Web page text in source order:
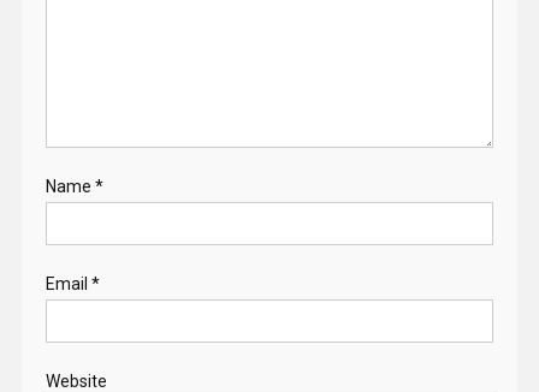
Name *
Email *
Website